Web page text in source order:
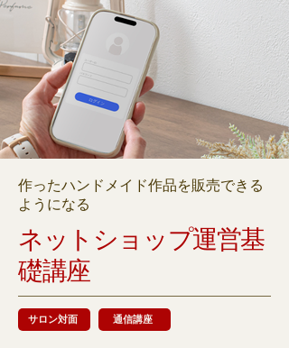
​作ったハンドメイド作品を販売できる
ようになる
ネットショップ運営基
礎講座
サロン対面 通信講座